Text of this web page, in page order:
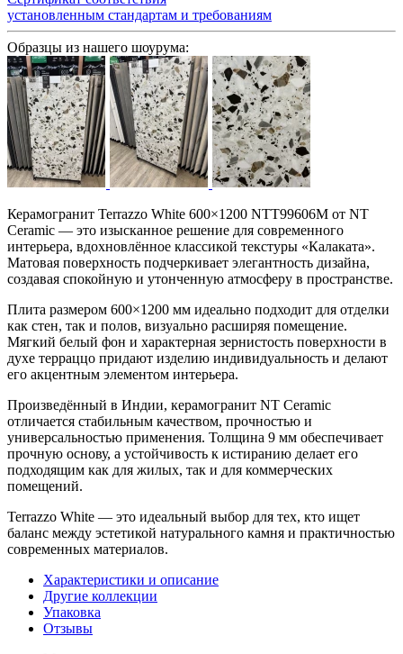
установленным стандартам и требованиям
Образцы из нашего шоурума:
Керамогранит Terrazzo White 600×1200 NTT99606M от NT
Ceramic — это изысканное решение для современного
интерьера, вдохновлённое классикой текстуры «Калаката».
Матовая поверхность подчеркивает элегантность дизайна,
создавая спокойную и утонченную атмосферу в пространстве.
Плита размером 600×1200 мм идеально подходит для отделки
как стен, так и полов, визуально расширяя помещение.
Мягкий белый фон и характерная зернистость поверхности в
духе терраццо придают изделию индивидуальность и делают
его акцентным элементом интерьера.
Произведённый в Индии, керамогранит NT Ceramic
отличается стабильным качеством, прочностью и
универсальностью применения. Толщина 9 мм обеспечивает
прочную основу, а устойчивость к истиранию делает его
подходящим как для жилых, так и для коммерческих
помещений.
Terrazzo White — это идеальный выбор для тех, кто ищет
баланс между эстетикой натурального камня и практичностью
современных материалов.
Характеристики и описание
Другие коллекции
Упаковка
Отзывы